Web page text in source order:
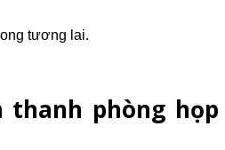
tương lai.
thanh phòng